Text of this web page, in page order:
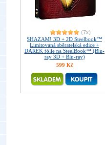
(7x)
SHAZAM! 3D + 2D Steelbook™
Limitovaná sběratelská edice +
DÁREK fólie na SteelBook™ (Blu-
ray 3D + Blu-ray)
599 Kč